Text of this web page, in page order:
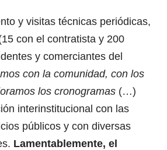
y visitas técnicas periódicas,
con el contratista y 200
y comerciantes del
con la comunidad, con los
los cronogramas (…)
interinstitucional con las
públicos y con diversas
Lamentablemente, el